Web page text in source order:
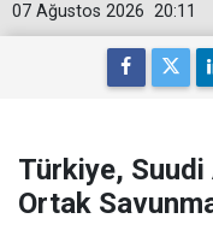
20:11
07 Ağustos 2026
Türkiye,
Ortak